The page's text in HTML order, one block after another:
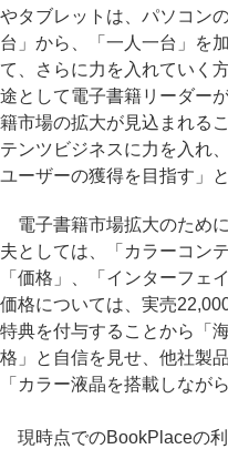
やタブレットは、パソコン
台」から、「一人一台」を
て、さらに力を入れていく
途として電子書籍リーダー
籍市場の拡大が見込まれる
テンツビジネスに力を入れ
ユーザーの獲得を目指す」と
電子書籍市場拡大のため
夫としては、「カラーコン
「価格」、「インターフェ
価格については、実売
特典を付与することから「
格」と自信を見せ、他社製
「カラー液晶を搭載しなが
現時点でのBookPlaceの